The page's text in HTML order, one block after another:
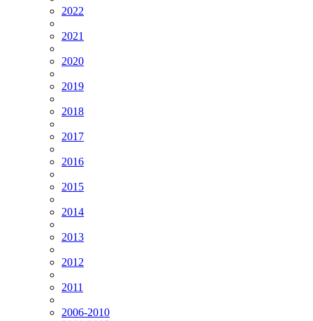
2022
2021
2020
2019
2018
2017
2016
2015
2014
2013
2012
2011
2006-2010